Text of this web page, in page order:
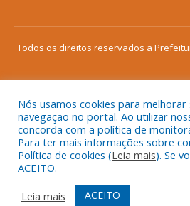
Todos os direitos reservados a
Mapa do Site
Acessar Área
Acessar o
Nós usamos cookies para melhorar
navegação no portal. Ao utilizar
concorda com a política de
Para ter mais informações sobre
Política de cookies (Leia mais). Se
ACEITO.
Leia mais
ACEITO